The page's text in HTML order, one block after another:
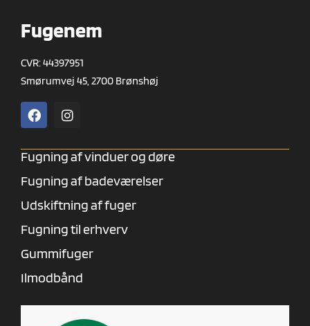
Fugenem
CVR: 44397951
Smørumvej 45, 2700 Brønshøj
Fugning af vinduer og døre
Fugning af badeværelser
Udskiftning af fuger
Fugning til erhverv
Gummifuger
Ilmodbånd